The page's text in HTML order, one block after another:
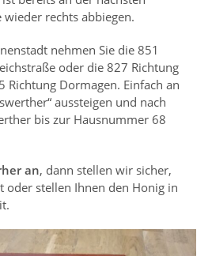
rechts abbiegen.
nehmen Sie die 851
oder die 827 Richtung
Richtung Dormagen. Einfach an
aussteigen und nach
bis zur Hausnummer 68
an, dann stellen wir sicher,
oder stellen Ihnen den Honig in